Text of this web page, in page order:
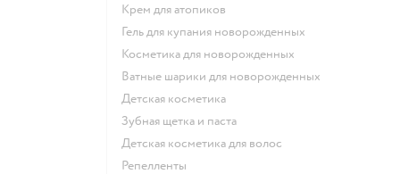
крем для атопиков
гель для купания новорожденных
косметика для новорожденных
ватные шарики для новорожденных
детская косметика
зубная щетка и паста
детская косметика для волос
репелленты